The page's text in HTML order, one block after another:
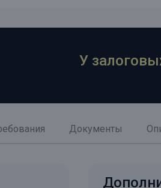
У
Документы